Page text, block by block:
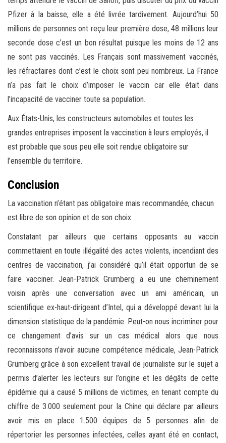
Pfizer à la baisse, elle a été livrée tardivement. Aujourd’hui 50
millions de personnes ont reçu leur première dose, 48 millions leur
seconde dose c’est un bon résultat puisque les moins de 12 ans
ne sont pas vaccinés. Les Français sont massivement vaccinés,
les réfractaires dont c’est le choix sont peu nombreux. La France
n’a pas fait le choix d’imposer le vaccin car elle était dans
l’incapacité de vacciner toute sa population.
Aux États-Unis, les constructeurs automobiles et toutes les
grandes entreprises imposent la vaccination à leurs employés, il
est probable que sous peu elle soit rendue obligatoire sur
l’ensemble du territoire.
Conclusion
La vaccination n’étant pas obligatoire mais recommandée, chacun
est libre de son opinion et de son choix.
Constatant par ailleurs que certains opposants au vaccin
commettaient en toute illégalité des actes violents, incendiant des
centres de vaccination, j’ai considéré qu’il était opportun de se
faire vacciner. Jean-Patrick Grumberg a eu une cheminement
voisin après une conversation avec un ami américain, un
scientifique ex-haut-dirigeant d’Intel, qui a développé devant lui la
dimension statistique de la pandémie. Peut-on nous incriminer pour
ce changement d’avis sur un cas médical alors que nous
reconnaissons n’avoir aucune compétence médicale, Jean-Patrick
Grumberg grâce à son excellent travail de journaliste sur le sujet a
permis d’alerter les lecteurs sur l’origine et les dégâts de cette
épidémie qui a causé 5 millions de victimes, en tenant compte du
chiffre de 3.000 seulement pour la Chine qui déclare par ailleurs
avoir mis en place 1.500 équipes de 5 personnes afin de
répertorier les personnes infectées, celles ayant été en contact,